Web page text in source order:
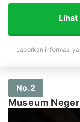
Laporkan informasi
No.2
Museum